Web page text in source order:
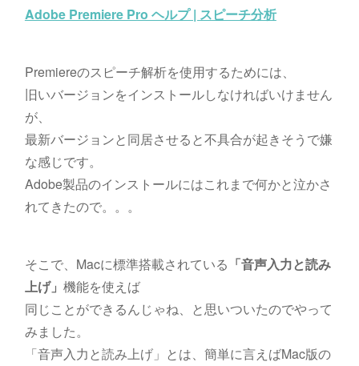
Adobe Premiere Pro ヘルプ | スピーチ分析
Premiereのスピーチ解析を使用するためには、
旧いバージョンをインストールしなければいけません
が、
最新バージョンと同居させると不具合が起きそうで嫌
な感じです。
Adobe製品のインストールにはこれまで何かと泣かさ
れてきたので。。。
そこで、Macに標準搭載されている 「音声入力と読み
上げ」 機能を使えば
同じことができるんじゃね、と思いついたのでやって
みました。
「音声入力と読み上げ」とは、簡単に言えばMac版の